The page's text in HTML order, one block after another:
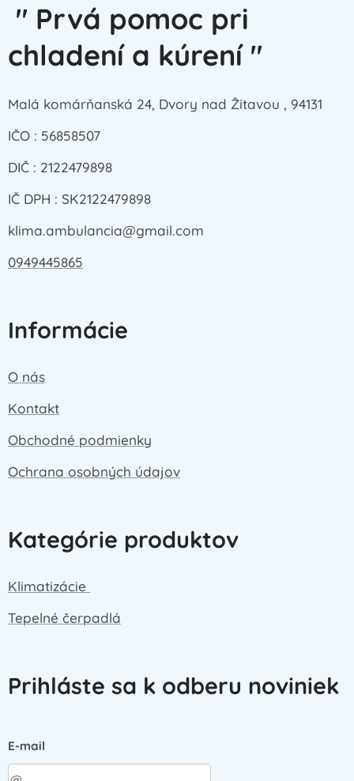
" Prvá pomoc pri
chladení a kúrení "
Malá komárňanská 24, Dvory nad Žitavou , 94131
IČO : 56858507
DIČ : 2122479898
IČ DPH : SK2122479898
klima.ambulancia@gmail.com
0949445865
Informácie
O nás
Kontakt
Obchodné podmienky
Ochrana osobných údajov
Kategórie produktov
Klimatizácie
Tepelné čerpadlá
Prihláste sa k odberu noviniek
E-mail